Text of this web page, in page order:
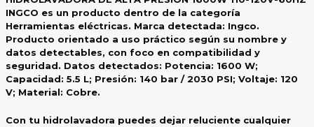
INGCO es un producto dentro de la categoría
Herramientas eléctricas. Marca detectada: Ingco.
Producto orientado a uso práctico según su nombre y
datos detectables, con foco en compatibilidad y
seguridad. Datos detectados: Potencia: 1600 W;
Capacidad: 5.5 L; Presión: 140 bar / 2030 PSI; Voltaje: 120
V; Material: Cobre.
Con tu hidrolavadora puedes dejar reluciente cualquier